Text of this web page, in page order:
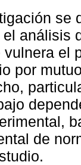
se
análisis
vulnera el
por
de